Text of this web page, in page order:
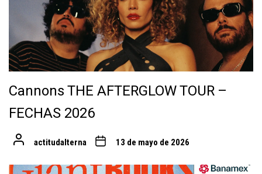
Cannons THE AFTERGLOW TOUR –
FECHAS 2026
actitudalterna 13 de mayo de 2026